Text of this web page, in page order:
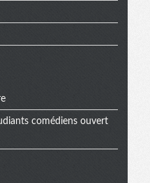
comédiens ouvert